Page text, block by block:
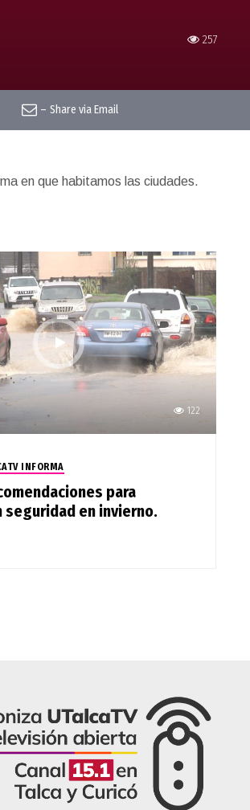
257
– Share via Email
en que habitamos las ciudades.
122
INFORMA
para
seguridad en invierno.